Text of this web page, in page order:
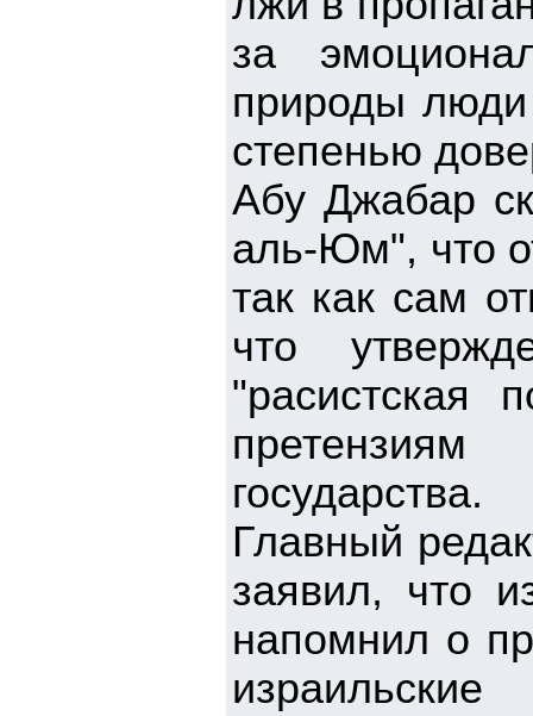
за
природы люди
степенью
Абу Джабар
аль-Юм", что
так как сам
что
"расистская
государства.
Главный
заявил, что
напомнил о